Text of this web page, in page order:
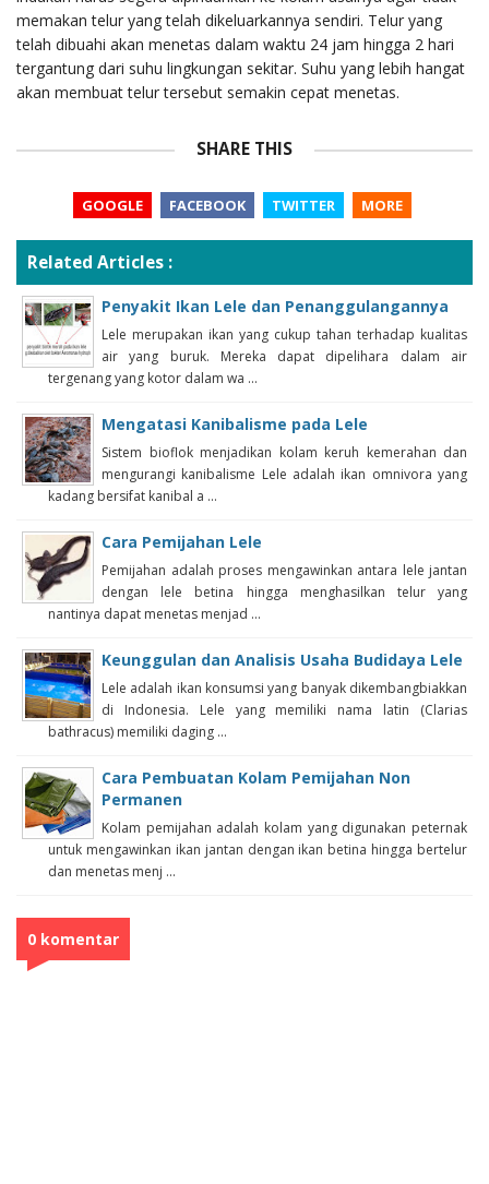
memakan telur yang telah dikeluarkannya sendiri. Telur yang
telah dibuahi akan menetas dalam waktu 24 jam hingga 2 hari
tergantung dari suhu lingkungan sekitar. Suhu yang lebih hangat
akan membuat telur tersebut semakin cepat menetas.
SHARE THIS
GOOGLE FACEBOOK TWITTER MORE
Related Articles :
Penyakit Ikan Lele dan Penanggulangannya
Lele merupakan ikan yang cukup tahan terhadap kualitas
air yang buruk. Mereka dapat dipelihara dalam air
tergenang yang kotor dalam wa ...
Mengatasi Kanibalisme pada Lele
Sistem bioflok menjadikan kolam keruh kemerahan dan
mengurangi kanibalisme Lele adalah ikan omnivora yang
kadang bersifat kanibal a ...
Cara Pemijahan Lele
Pemijahan adalah proses mengawinkan antara lele jantan
dengan lele betina hingga menghasilkan telur yang
nantinya dapat menetas menjad ...
Keunggulan dan Analisis Usaha Budidaya Lele
Lele adalah ikan konsumsi yang banyak dikembangbiakkan
di Indonesia. Lele yang memiliki nama latin (Clarias
bathracus) memiliki daging ...
Cara Pembuatan Kolam Pemijahan Non
Permanen
Kolam pemijahan adalah kolam yang digunakan peternak
untuk mengawinkan ikan jantan dengan ikan betina hingga bertelur
dan menetas menj ...
0 komentar